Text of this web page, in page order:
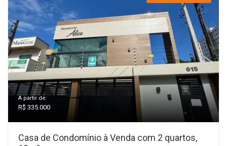
A partir de:
R$ 335.000
Casa de Condomínio à Venda com 2 quartos,